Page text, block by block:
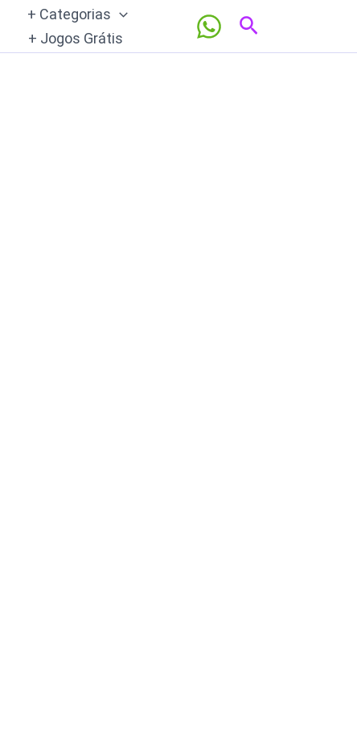
+ Categorias
+ Jogos Grátis
Pesquisar